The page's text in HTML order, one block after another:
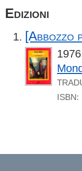
Edizioni
[Abbozzo
1976
ISBN: